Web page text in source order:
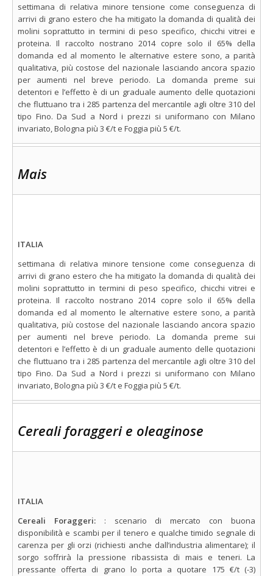
settimana di relativa minore tensione come conseguenza di
arrivi di grano estero che ha mitigato la domanda di qualità dei
molini soprattutto in termini di peso specifico, chicchi vitrei e
proteina. Il raccolto nostrano 2014 copre solo il 65% della
domanda ed al momento le alternative estere sono, a parità
qualitativa, più costose del nazionale lasciando ancora spazio
per aumenti nel breve periodo. La domanda preme sui
detentori e l’effetto è di un graduale aumento delle quotazioni
che fluttuano tra i 285 partenza del mercantile agli oltre 310 del
tipo Fino. Da Sud a Nord i prezzi si uniformano con Milano
invariato, Bologna più 3 €/t e Foggia più 5 €/t.
Mais
ITALIA
settimana di relativa minore tensione come conseguenza di
arrivi di grano estero che ha mitigato la domanda di qualità dei
molini soprattutto in termini di peso specifico, chicchi vitrei e
proteina. Il raccolto nostrano 2014 copre solo il 65% della
domanda ed al momento le alternative estere sono, a parità
qualitativa, più costose del nazionale lasciando ancora spazio
per aumenti nel breve periodo. La domanda preme sui
detentori e l’effetto è di un graduale aumento delle quotazioni
che fluttuano tra i 285 partenza del mercantile agli oltre 310 del
tipo Fino. Da Sud a Nord i prezzi si uniformano con Milano
invariato, Bologna più 3 €/t e Foggia più 5 €/t.
Cereali foraggeri e oleaginose
ITALIA
Cereali Foraggeri: : scenario di mercato con buona
disponibilità e scambi per il tenero e qualche timido segnale di
carenza per gli orzi (richiesti anche dall’industria alimentare); il
sorgo soffrirà la pressione ribassista di mais e teneri. La
pressante offerta di grano lo porta a quotare 175 €/t (-3)